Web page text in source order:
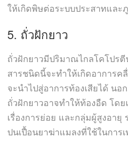
ให้เกิดพิษต่อระบบประสาทและ
5. ถั่วฝักยาว
ถั่วฝักยาวมีปริมาณไกลโคโปร
สารชนิดนี้จะทำให้เกิดอาการค
จะนำไปสู่อาการท้องเสียได้ นอ
ถั่วฝักยาวอาจทำให้ท้องอืด โด
เรื่องการย่อย และกลุ่มผู้สูงอายุ
ปนเปื้อนยาฆ่าแมลงที่ใช้ในการ